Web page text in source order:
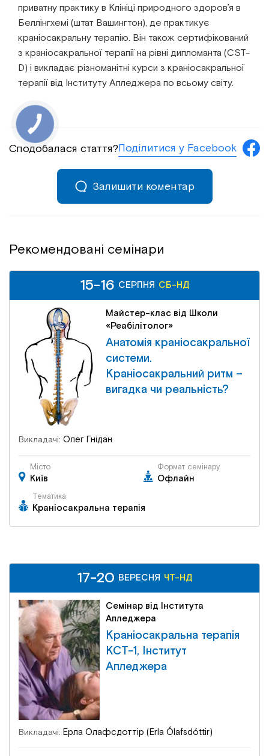
приватну практику в Клініці природного здоров’я в
Беллінгхемі (штат Вашингтон), де практикує
краніосакральну терапію. Він також сертифікований
з краніосакральної терапії на рівні дипломанта (CST-
D) і викладає різноманітні курси з краніосакральної
терапії від Інституту Апледжера по всьому світу.
Сподобалася стаття?Поділитися у Facebook
Залишити коментар
Рекомендовані семінари
Майстер-клас від Школи
«Реабілітолог»
Анатомія краніосакральної
системи.
Краніосакральний ритм –
вигадка чи реальність?
Викладачі: Олег Гнідан
Місто
Київ
Формат семінару
Офлайн
Тематика
Краніосакральна терапія
15-16 СЕРПНЯ СБ-НД
Семінар від Інститута
Апледжера
Краніосакральна терапія
КСТ-1, Інститут
Апледжера
Викладачі: Ерла Олафсдоттір (Erla Ólafsdóttir)
17-20 ВЕРЕСНЯ ЧТ-НД